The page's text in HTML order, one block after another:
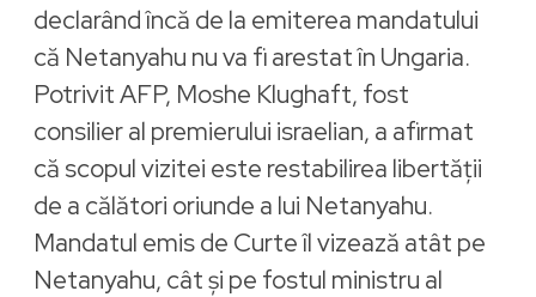
declarând încă de la emiterea mandatului
că Netanyahu nu va fi arestat în Ungaria.
Potrivit AFP, Moshe Klughaft, fost
consilier al premierului israelian, a afirmat
că scopul vizitei este restabilirea libertății
de a călători oriunde a lui Netanyahu.
Mandatul emis de Curte îl vizează atât pe
Netanyahu, cât și pe fostul ministru al